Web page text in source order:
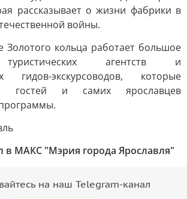
рассказывает о жизни фабрики в
войны.
Золотого кольца работает большое
туристических агентств и
гидов-экскурсоводов, которые
гостей и самих ярославцев
в МАКС "Мэрия города Ярославля"
на наш Telegram-канал